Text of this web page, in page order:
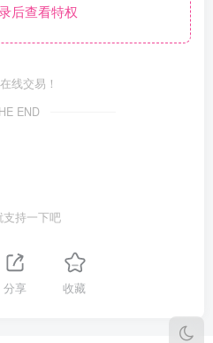
后查看特权
线交易！
END
支持一下吧
分享 收藏